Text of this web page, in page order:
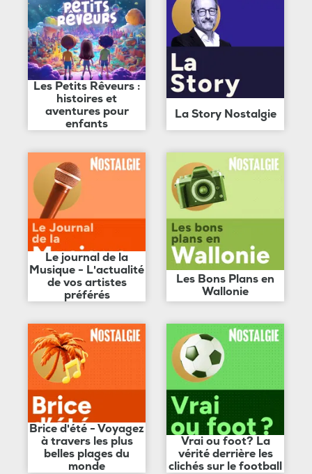
Les Petits Rêveurs :
histoires et
aventures pour
enfants
La Story Nostalgie
Le journal de la
Musique - L'actualité
de vos artistes
préférés
Les Bons Plans en
Wallonie
Brice d'été - Voyagez
à travers les plus
belles plages du
monde
Vrai ou foot? La
vérité derrière les
clichés sur le football